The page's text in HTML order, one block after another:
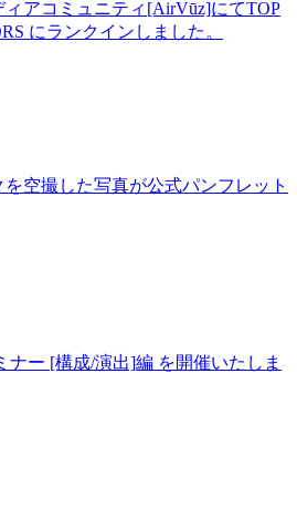
アコミュニティ[AirVūz]にてTOP
にランクインしました。
空撮した写真が公式パンフレット
ナー [構成/演出]編 を開催いたしま